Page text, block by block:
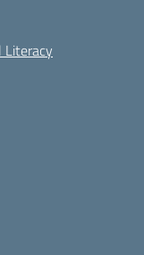
Literacy